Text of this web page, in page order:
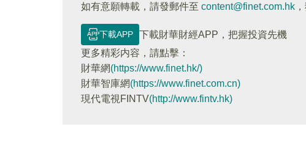
如有意願轉載，請發郵件至 content@finet.com.hk
下載APP
下載財華財經APP，把握投資先機
更多精彩内容，請點擊：
財華網(https://www.finet.hk/)
財華智庫網(https://www.finet.com.cn)
現代電視FINTV(http://www.fintv.hk)